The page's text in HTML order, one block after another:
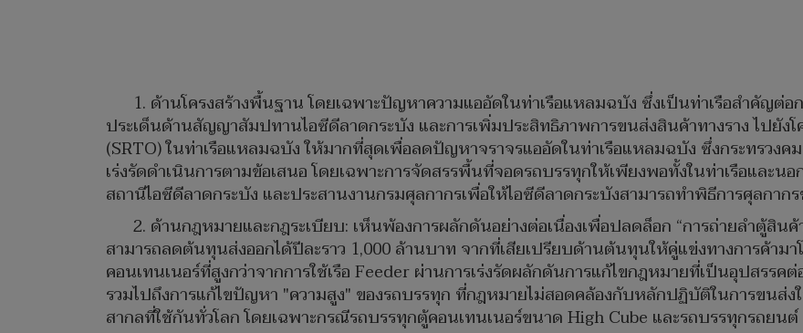
1. ด้านโครงสร้างพื้นฐาน โดยเฉพาะปัญหาความแออัดในท่าเรือแหลมฉบัง ซึ่งเป็นท่าเรือสำคัญต่อก
ประเด็นด้านสัญญาสัมปทานไอซีดีลาดกระบัง และการเพิ่มประสิทธิภาพการขนส่งสินค้าทางราง ไปยัง
(SRTO) ในท่าเรือแหลมฉบัง ให้มากที่สุดเพื่อลดปัญหาจราจรแออัดในท่าเรือแหลมฉบัง ซึ่งกระทรวง
เร่งรัดดำเนินการตามข้อเสนอ โดยเฉพาะการจัดสรรพื้นที่จอดรถบรรทุกให้เพียงพอทั้งในท่าเรือและ
สถานีไอซีดีลาดกระบัง และประสานงานกรมศุลกากรเพื่อให้ไอซีดีลาดกระบังสามารถทำพิธีการศุลกาก
2. ด้านกฎหมายและกฎระเบียบ: เห็นพ้องการผลักดันอย่างต่อเนื่องเพื่อปลดล็อก “การถ่ายลำตู้สิน
สามารถลดต้นทุนส่งออกได้ปีละราว 1,000 ล้านบาท จากที่เสียเปรียบด้านต้นทุนให้คู่แข่งทางการค้าม
คอนเทนเนอร์ที่สูงกว่าจากการใช้เรือ Feeder ผ่านการเร่งรัดผลักดันการแก้ไขกฎหมายที่เป็นอุปสรร
รวมไปถึงการแก้ไขปัญหา "ความสูง" ของรถบรรทุก ที่กฎหมายไม่สอดคล้องกับหลักปฏิบัติในการขนส่
สากลที่ใช้กันทั่วโลก โดยเฉพาะกรณีรถบรรทุกตู้คอนเทนเนอร์ขนาด High Cube และรถบรรทุกรถยนต์